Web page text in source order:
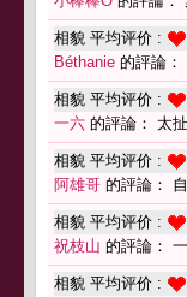
相貌 平均评价 :
Béthanie 的評論：
相貌 平均评价 :
一六 的評論： 太
相貌 平均评价 :
阿雄哥 的評論：
相貌 平均评价 :
祝枝山 的評論：
相貌 平均评价 :